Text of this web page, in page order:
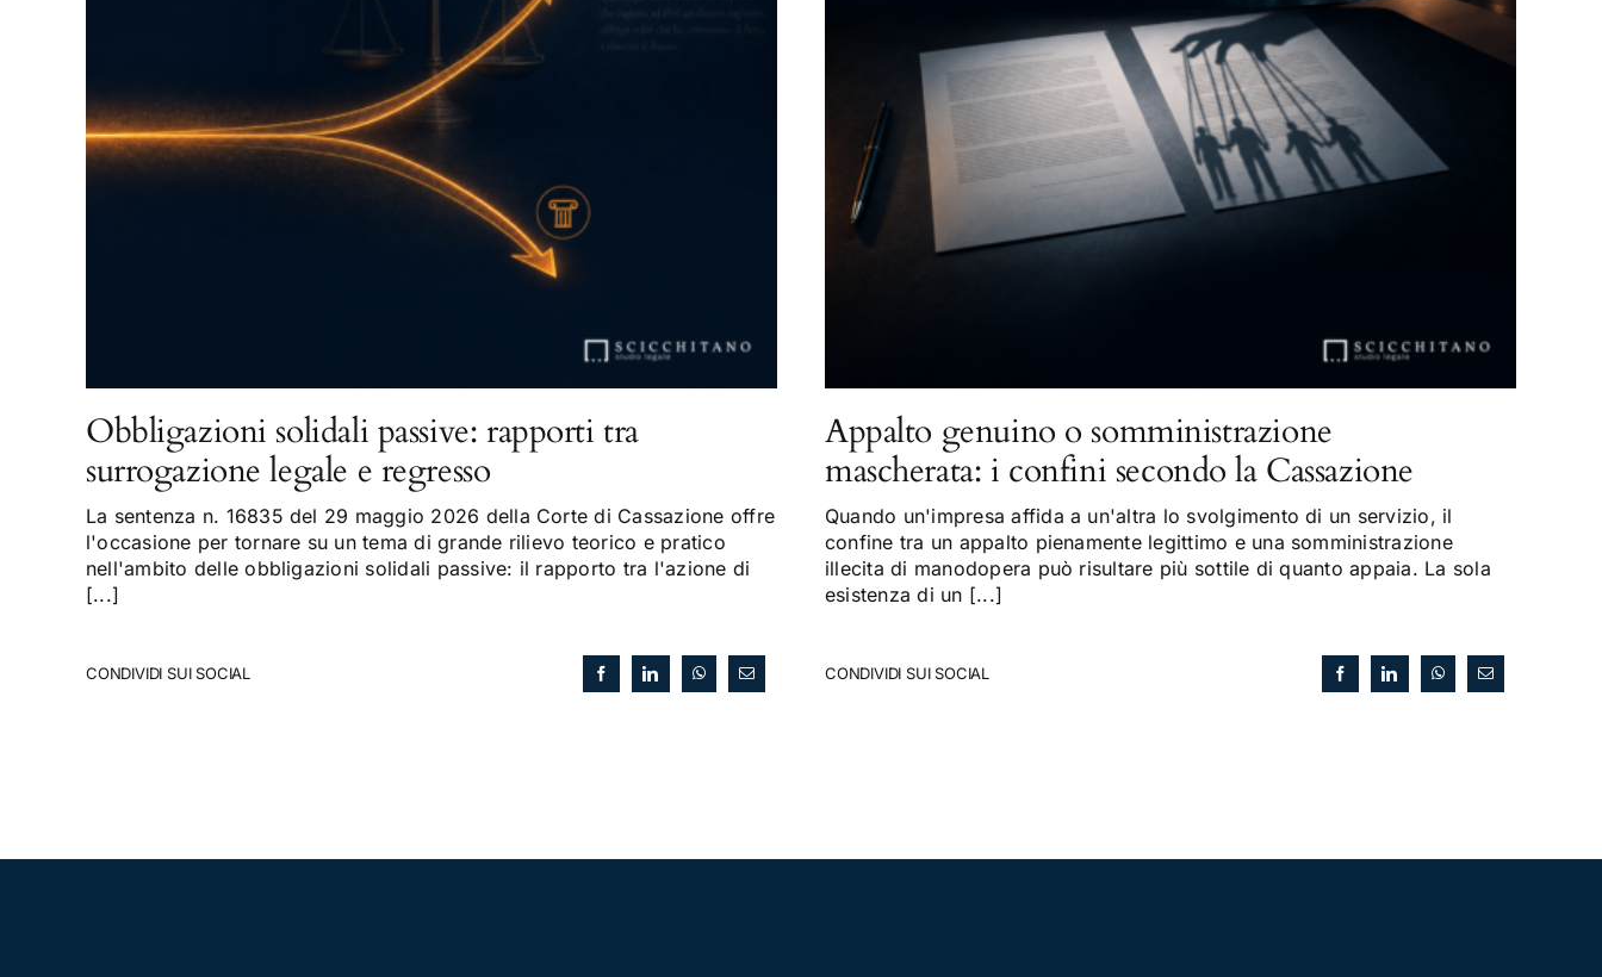
Obbligazioni solidali passive: rapporti tra
surrogazione legale e regresso
La sentenza n. 16835 del 29 maggio 2026 della Corte di Cassazione offre
l'occasione per tornare su un tema di grande rilievo teorico e pratico
nell'ambito delle obbligazioni solidali passive: il rapporto tra l'azione di
[...]
CONDIVIDI SUI SOCIAL
Appalto genuino o somministrazione
mascherata: i confini secondo la Cassazione
Quando un'impresa affida a un'altra lo svolgimento di un servizio, il
confine tra un appalto pienamente legittimo e una somministrazione
illecita di manodopera può risultare più sottile di quanto appaia. La sola
esistenza di un [...]
CONDIVIDI SUI SOCIAL